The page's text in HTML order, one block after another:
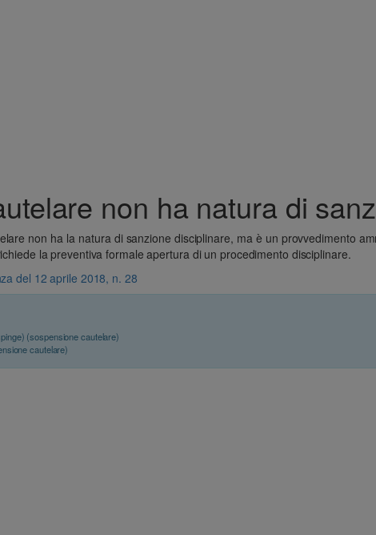
non ha natura di
non ha la natura di sanzione disciplinare, ma è un provvedimento
la preventiva formale apertura di un procedimento disciplinare.
del 12 aprile 2018, n. 28
(sospensione cautelare)
cautelare)